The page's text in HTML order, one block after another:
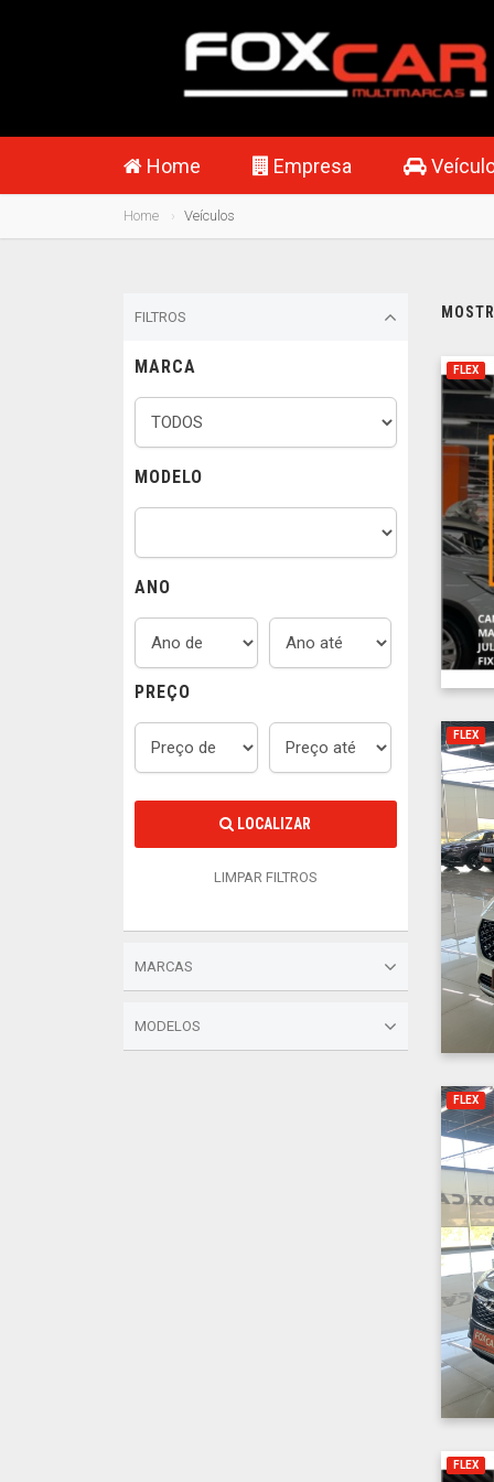
Home Empresa
Home Veículos
FILTROS
MARCA
MODELO
ANO
PREÇO
LOCALIZAR
LIMPAR FILTROS
MARCAS
MODELOS
FLEX
FLEX
FLEX
FLEX